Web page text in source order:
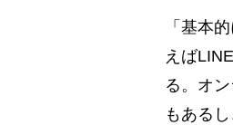
「基本
えば
る。オ
もある